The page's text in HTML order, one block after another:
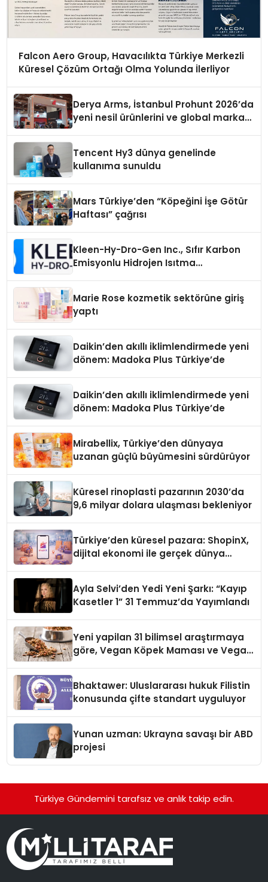
Falcon Aero Group, Havacılıkta Türkiye Merkezli
Küresel Çözüm Ortağı Olma Yolunda İlerliyor
Derya Arms, İstanbul Prohunt 2026’da
yeni nesil ürünlerini ve global marka
Tencent Hy3 dünya genelinde
kullanıma sunuldu
Mars Türkiye’den “Köpeğini İşe Götür
Haftası” çağrısı
Kleen-Hy-Dro-Gen Inc., Sıfır Karbon
Emisyonlu Hidrojen Isıtma
Marie Rose kozmetik sektörüne giriş
yaptı
Daikin’den akıllı iklimlendirmede yeni
dönem: Madoka Plus Türkiye’de
Daikin’den akıllı iklimlendirmede yeni
dönem: Madoka Plus Türkiye’de
Mirabellix, Türkiye’den dünyaya
uzanan güçlü büyümesini sürdürüyor
Küresel rinoplasti pazarının 2030’da
9,6 milyar dolara ulaşması bekleniyor
Türkiye’den küresel pazara: ShopinX,
dijital ekonomi ile gerçek dünya
Ayla Selvi’den Yedi Yeni Şarkı: “Kayıp
Kasetler 1” 31 Temmuz’da Yayımlandı
Yeni yapilan 31 bilimsel araştırmaya
göre, Vegan Köpek Maması ve Vegan
Bhaktawer: Uluslararası hukuk Filistin
konusunda çifte standart uyguluyor
Yunan uzman: Ukrayna savaşı bir ABD
projesi
Türkiye Gündemini tarafsız ve anlık takip edin.